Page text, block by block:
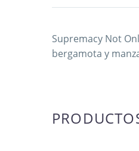
Supremacy Not
bergamota y